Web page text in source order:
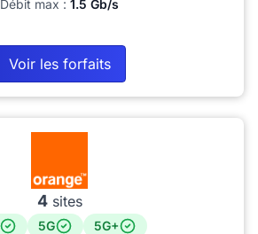
Débit max : 1.5 Gb/s
Voir les forfaits
4sites
5G
5G+